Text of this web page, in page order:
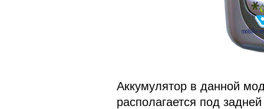
Аккумулятор в данной
располагается под